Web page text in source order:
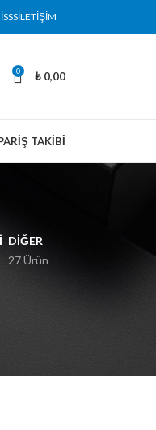
SSSİLETIŞIM
0 ₺ 0,00
TAKIBI
DIĞER
27 Ürün